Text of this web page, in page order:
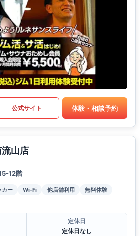
公式サイト 体験・相談予約
山店
12階
カー Wi-Fi 他店舗利用
無料体験
定休日
定休日なし